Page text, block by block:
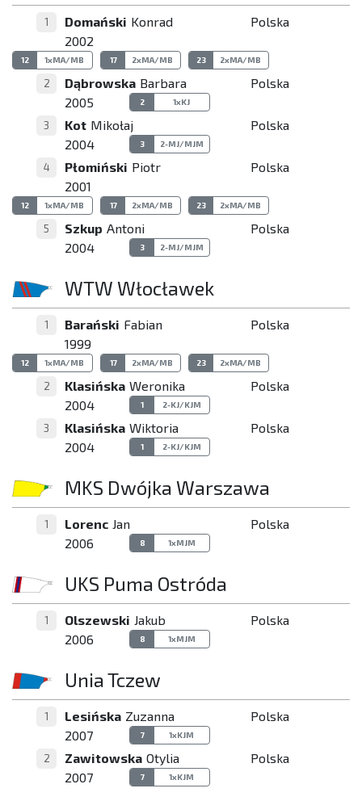
1 Domański Konrad
Polska
2002
12 1xMA/MB 17 2xMA/MB 23 2xMA/MB
2 Dąbrowska Barbara
Polska
2005
2 1xKJ
3 Kot Mikołaj
Polska
2004
3 2-MJ/MJM
4 Płomiński Piotr
Polska
2001
12 1xMA/MB 17 2xMA/MB 23 2xMA/MB
5 Szkup Antoni
Polska
2004
3 2-MJ/MJM
WTW Włocławek
1 Barański Fabian
Polska
1999
12 1xMA/MB 17 2xMA/MB 23 2xMA/MB
2 Klasińska Weronika
Polska
2004
1 2-KJ/KJM
3 Klasińska Wiktoria
Polska
2004
1 2-KJ/KJM
MKS Dwójka Warszawa
1 Lorenc Jan
Polska
2006
8 1xMJM
UKS Puma Ostróda
1 Olszewski Jakub
Polska
2006
8 1xMJM
Unia Tczew
1 Lesińska Zuzanna
Polska
2007
7 1xKJM
2 Zawitowska Otylia
Polska
2007
7 1xKJM